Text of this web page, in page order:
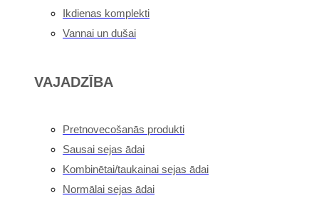
Ikdienas komplekti
Vannai un dušai
VAJADZĪBA
Pretnovecošanās produkti
Sausai sejas ādai
Kombinētai/taukainai sejas ādai
Normālai sejas ādai